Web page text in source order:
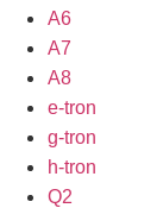
A6
A7
A8
e-tron
g-tron
h-tron
Q2